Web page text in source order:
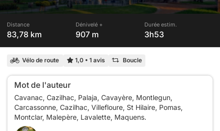
Distance
83,78 km
Dénivelé +
907 m
Durée estim.
3h53
Vélo de route 1,0 • 1 avis Boucle
Mot de l'auteur
Cavanac, Cazilhac, Palaja, Cavayère, Montlegun,
Carcassonne, Cazilhac, Villefloure, St Hilaire, Pomas,